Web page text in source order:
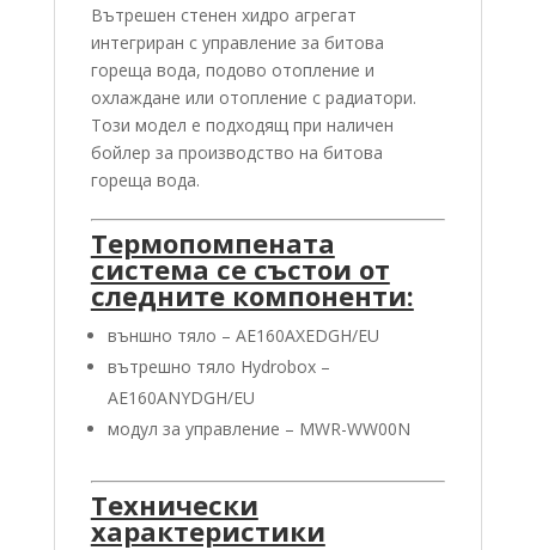
Вътрешен стенен хидро агрегат
интегриран с управление за битова
гореща вода, подово отопление и
охлаждане или отопление с радиатори.
Този модел е подходящ при наличен
бойлер за производство на битова
гореща вода.
Термопомпената
система се състои от
следните компоненти:
външно тяло – AE160AXEDGH/EU
вътрешно тяло Hydrobox –
AE160ANYDGH/EU
модул за управление – MWR-WW00N
Технически
характеристики